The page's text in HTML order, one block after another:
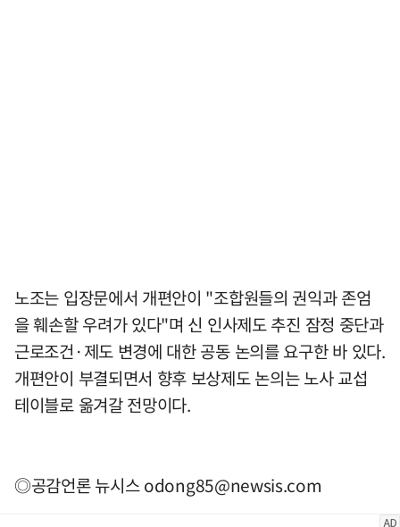
노조는 입장문에서 개편안이 "조합원들의 권익과 존엄
을 훼손할 우려가 있다"며 신 인사제도 추진 잠정 중단과
근로조건·제도 변경에 대한 공동 논의를 요구한 바 있다.
개편안이 부결되면서 향후 보상제도 논의는 노사 교섭
테이블로 옮겨갈 전망이다.
◎공감언론 뉴시스odong85@newsis.com